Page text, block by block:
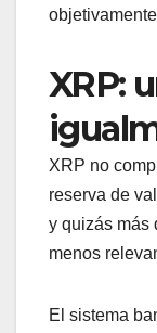
XRP:
XRP no
reserva de
y quizás más
menos
El sistema